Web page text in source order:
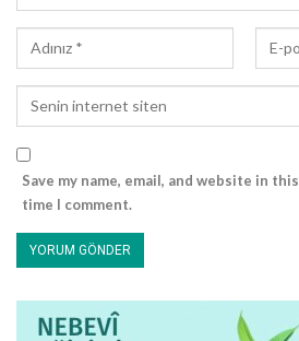
ettirdiği oruçlunun sevabından
bir o kadar da sevap verilir. O, başı
sonu cehennemden azad olunan bir
kölelerinin -ve çalıştırdığı
hafifletenleri Allah cehennemden
“Ramazan, maddî-manevi dayanışma
gösterilmesi gerekli salih bir amelin de
için organize olmak ve insanların maddi
olduğunu beyan eder. O, farklı vesilelerle
ümmetini uyarır ve bu meseleyi
Save my name, email, and website in
time I comment.